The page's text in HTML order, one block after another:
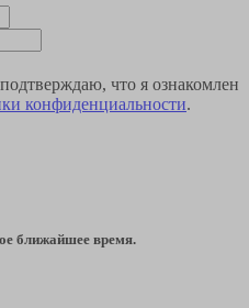
что я ознакомлен
конфиденциальности.
ближайшее время.